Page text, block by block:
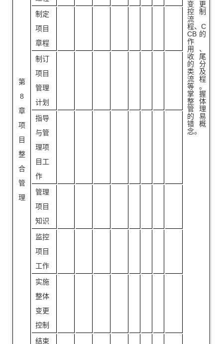
第
8
章
项
目
整
合
管
理
变更
控制
流
程、C
CB的
作
用、
收尾
的分
类及
流程
等。
掌握
整体
管理
的易
错概
念。
制定
项目
章程
制订
项目
管理
计划
指导
与管
理项
目工
作
管理
项目
知识
监控
项目
工作
实施
整体
变更
控制
结束